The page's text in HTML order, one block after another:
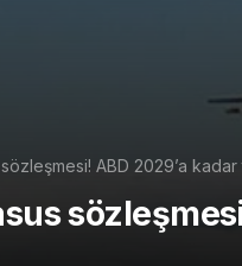
ABD 2029’a